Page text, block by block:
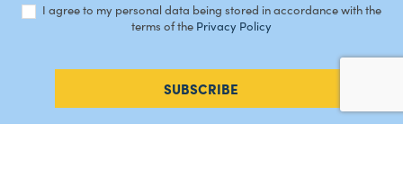
I agree to my personal data being stored in accordance with the
terms of the Privacy Policy
SUBSCRIBE